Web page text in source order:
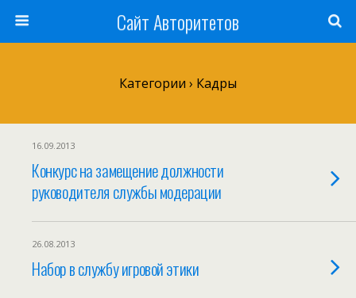
Сайт Авторитетов
Категории › Кадры
16.09.2013
Конкурс на замещение должности
руководителя службы модерации
26.08.2013
Набор в службу игровой этики